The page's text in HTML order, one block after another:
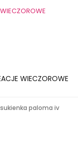
WIECZOROWE
sukienka paloma iv